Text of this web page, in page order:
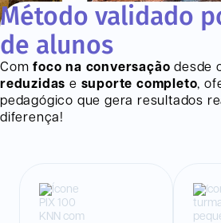
Método validado
de alunos
Comfoco na conversação desde
reduzidas e suporte completo,
pedagógico que gera resultados
diferença!